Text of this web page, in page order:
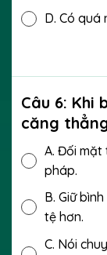
D. Có quá
Câu 6:
căng
A. Đối mặt
pháp.
B. Giữ
tệ hơn.
C. Nói